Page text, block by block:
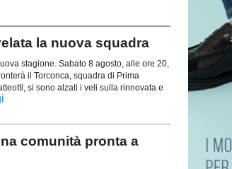
la nuova squadra
stagione. Sabato 8 agosto, alle ore 20,
il Torconca, squadra di Prima
si sono alzati i veli sulla rinnovata e
comunità pronta a